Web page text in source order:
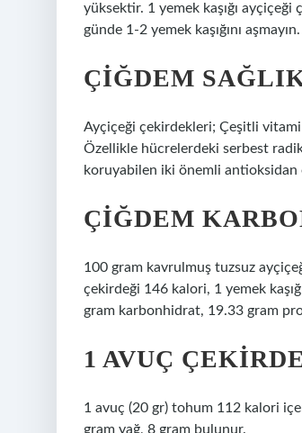
yüksektir. 1 yemek kaşığı
günde 1-2 yemek kaşığını
ÇIĞDEM
Ayçiçeği çekirdekleri; Çeşitli
Özellikle hücrelerdeki serbest
koruyabilen iki önemli antioksidan
ÇIĞDEM
100 gram kavrulmuş tuzsuz
çekirdeği 146 kalori, 1 yemek
gram karbonhidrat, 19.33 gram
1 AVUÇ
1 avuç (20 gr) tohum 112 kalori
gram yağ, 8 gram bulunur.